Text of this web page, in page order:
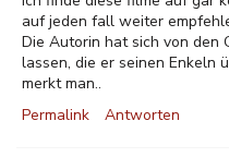
auf jeden fall weiter
Die Autorin hat sich von den
lassen, die er seinen Enkeln
merkt man..
Permalink
Antworten